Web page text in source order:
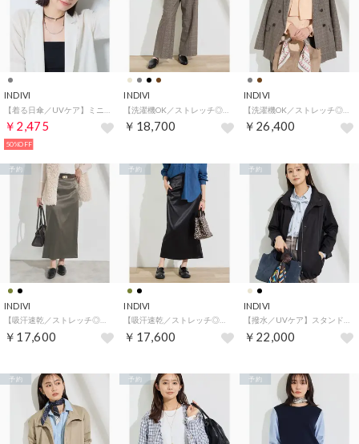
INDIVI
￥2,475
50%OFF
INDIVI
￥18,700
INDIVI
【洗濯機OK／ストレッチ◎】秋はじめのダブルジャケット （キャメルブラウン(241)）
￥26,400
INDIVI
￥17,600
予約
INDIVI
￥17,600
予約
INDIVI
￥22,000
予約
予約 予約 予約